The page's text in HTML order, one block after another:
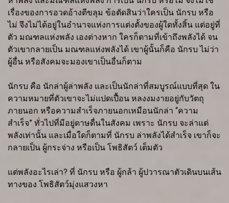
เรื่องของการอวดอ้างตีขลุม ข้อตัดสินว่าใครเป็น นักรบ หรือ
ไม่ จึงไม่ได้อยู่ในอำนาจแห่งการแต่งตั้งของผู้ใดทั้งสิ้น แต่อยู่ที่
ตัว มณฑลแห่งพลัง เองต่างหาก ใครก็ตามที่เข้าถึงพลังได้ จน
ตัวเขากลายเป็น มณฑลแห่งพลังได้ เขาผู้นั้นก็คือ นักรบ ไม่ว่า
ผู้อื่น หรือสังคมจะมองเขาเป็นอื่นก็ตาม
นักรบ คือ นักล่าผู้ล่าพลัง และเป็นนักล่าที่สมบูรณ์แบบที่สุด ใน
ความหมายที่ตัวเขาจะไม่แปดเปื้อน หลงงมงายอยู่กับวัตถุ
ภายนอก หรือความสำเร็จภายนอกเหมือนนักล่า “ความ
สำเร็จ” ทั่วไปที่มีอยู่ดาษดื่นในสังคม เพราะ นักรบ จะล่าแต่
พลังเท่านั้น และเมื่อใดก็ตามที่ นักรบ ล่าพลังได้สำเร็จ เขาก็จะ
กลายเป็น ผู้กระจ่าง หรือเป็น โพธิสัตว์ เต็มตัว
แต่พลังอะไรเล่า? ที่ นักรบ หรือ ผู้กล้า ผู้ปวารณาตัวเดินบนเส้น
ทางของ โพธิสัตว์มุ่งแสวงหา